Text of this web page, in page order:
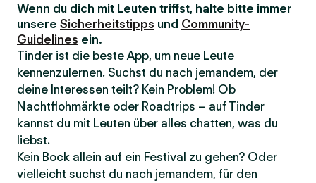
Wenn du dich mit Leuten triffst, halte bitte immer
unsere Sicherheitstipps und Community-
Guidelines ein.
Tinder ist die beste App, um neue Leute
kennenzulernen. Suchst du nach jemandem, der
deine Interessen teilt? Kein Problem! Ob
Nachtflohmärkte oder Roadtrips – auf Tinder
kannst du mit Leuten über alles chatten, was du
liebst.
Kein Bock allein auf ein Festival zu gehen? Oder
vielleicht suchst du nach jemandem, für den